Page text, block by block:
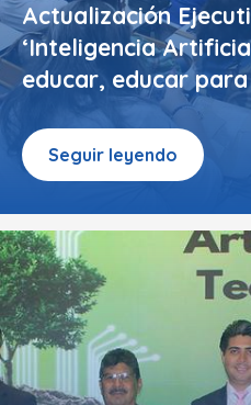
Actualización
‘Inteligencia
educar, educar para
Seguir leyendo